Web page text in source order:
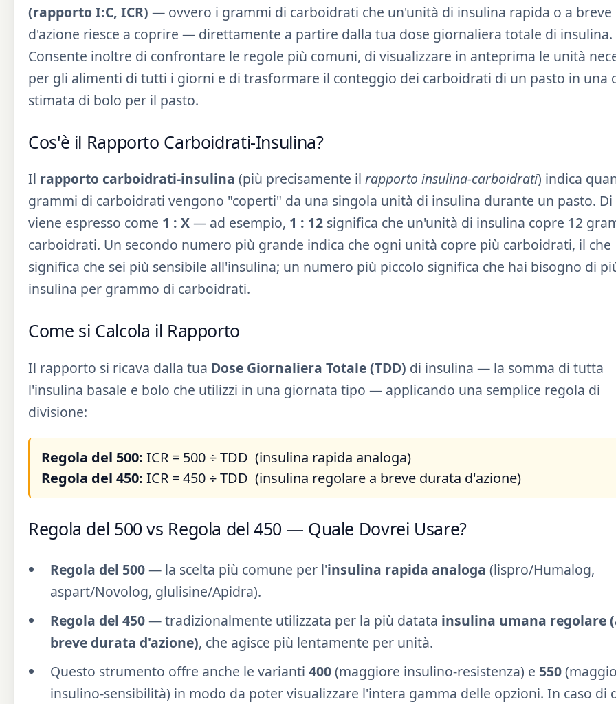
(rapporto I:C, ICR) — ovvero i grammi di carboidrati che un'unità di insulina rapida o a
d'azione riesce a coprire — direttamente a partire dalla tua dose giornaliera totale di insulina.
Consente inoltre di confrontare le regole più comuni, di visualizzare in anteprima le unità
per gli alimenti di tutti i giorni e di trasformare il conteggio dei carboidrati di un pasto in una
stimata di bolo per il pasto.
Cos'è il Rapporto Carboidrati-Insulina?
Il rapporto carboidrati-insulina (più precisamente il rapporto insulina-carboidrati) indica
grammi di carboidrati vengono "coperti" da una singola unità di insulina durante un pasto.
viene espresso come 1 : X— ad esempio, 1 : 12 significa che un'unità di insulina copre 12
carboidrati. Un secondo numero più grande indica che ogni unità copre più carboidrati, il che
significa che sei più sensibile all'insulina; un numero più piccolo significa che hai bisogno di
insulina per grammo di carboidrati.
Come si Calcola il Rapporto
Il rapporto si ricava dalla tua Dose Giornaliera Totale (TDD) di insulina — la somma di tutta
l'insulina basale e bolo che utilizzi in una giornata tipo — applicando una semplice regola di
divisione:
Regola del 500: ICR = 500 ÷ TDD (insulina rapida analoga)
Regola del 450: ICR = 450 ÷ TDD (insulina regolare a breve durata d'azione)
Regola del 500 vs Regola del 450 — Quale Dovrei Usare?
Regola del 500— la scelta più comune per l'insulina rapida analoga (lispro/Humalog,
aspart/Novolog, glulisine/Apidra).
Regola del 450— tradizionalmente utilizzata per la più datata insulina umana regolare
breve durata d'azione), che agisce più lentamente per unità.
Questo strumento offre anche le varianti 400(maggiore insulino-resistenza) e 550
insulino-sensibilità) in modo da poter visualizzare l'intera gamma delle opzioni. In caso di